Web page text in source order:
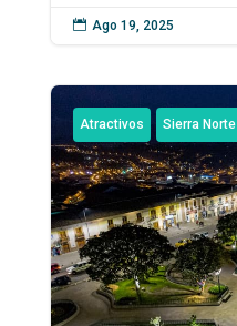
 Ago 19, 2025
Atractivos Sierra Norte